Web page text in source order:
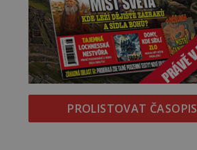
PROLISTOVAT ČASOPIS